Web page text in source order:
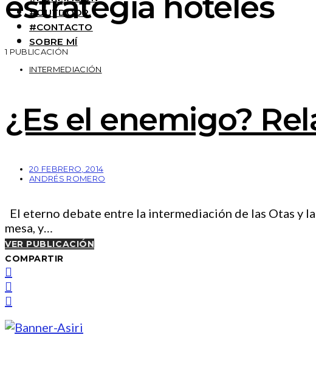
#OUTDOOR
#CONTACTO
SOBRE MÍ
1 PUBLICACIÓN
INTERMEDIACIÓN
¿Es el enemigo?
20 FEBRERO, 2014
ANDRÉS ROMERO
El eterno debate entre la intermediación de las Otas y
mesa, y…
VER PUBLICACIÓN
COMPARTIR